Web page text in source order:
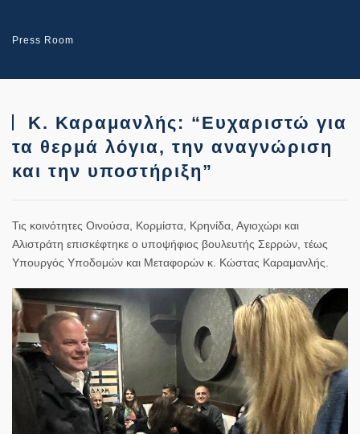
Press Room
Κ. Καραμανλής: “Ευχαριστώ για
τα θερμά λόγια, την αναγνώριση
και την υποστήριξη”
Τις κοινότητες Οινούσα, Κορμίστα, Κρηνίδα, Αγιοχώρι και
Αλιστράτη επισκέφτηκε ο υποψήφιος βουλευτής Σερρών, τέως
Υπουργός Υποδομών και Μεταφορών κ. Κώστας Καραμανλής.